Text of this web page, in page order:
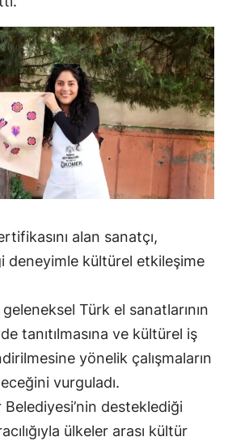
Mersin
İstanbul
İzmir
Kars
Kastamonu
Kayseri
Kırşehir
Konya
Kütahya
Malatya
Manisa
alan sanatçı,
deneyimle kültürel etkileşime
Türk el sanatlarının
tanıtılmasına ve kültürel iş
yönelik çalışmaların
vurguladı.
desteklediği
ülkeler arası kültür